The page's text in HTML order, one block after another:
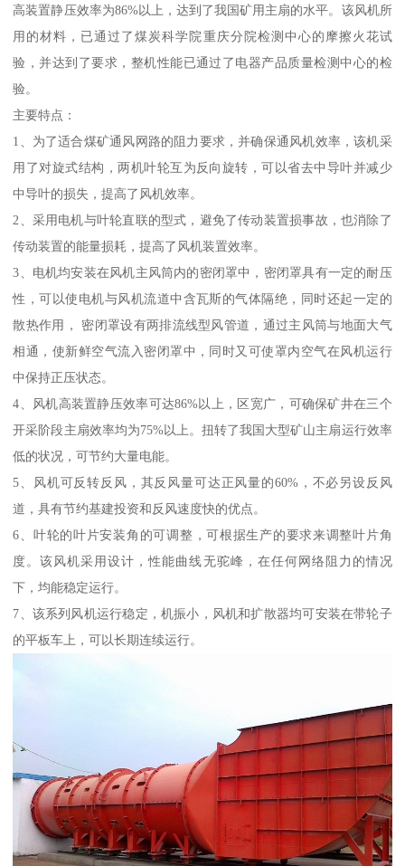
高装置静压效率为86%以上，达到了我国矿用主扇的水平。该风机所
用的材料，已通过了煤炭科学院重庆分院检测中心的摩擦火花试
验，并达到了要求，整机性能已通过了电器产品质量检测中心的检
验。
主要特点：
1、为了适合煤矿通风网路的阻力要求，并确保通风机效率，该机采
用了对旋式结构，两机叶轮互为反向旋转，可以省去中导叶并减少
中导叶的损失，提高了风机效率。
2、采用电机与叶轮直联的型式，避免了传动装置损事故，也消除了
传动装置的能量损耗，提高了风机装置效率。
3、电机均安装在风机主风筒内的密闭罩中，密闭罩具有一定的耐压
性，可以使电机与风机流道中含瓦斯的气体隔绝，同时还起一定的
散热作用， 密闭罩设有两排流线型风管道，通过主风筒与地面大气
相通，使新鲜空气流入密闭罩中，同时又可使罩内空气在风机运行
中保持正压状态。
4、风机高装置静压效率可达86%以上，区宽广，可确保矿井在三个
开采阶段主扇效率均为75%以上。扭转了我国大型矿山主扇运行效率
低的状况，可节约大量电能。
5、风机可反转反风，其反风量可达正风量的60%，不必另设反风
道，具有节约基建投资和反风速度快的优点。
6、叶轮的叶片安装角的可调整，可根据生产的要求来调整叶片角
度。该风机采用设计，性能曲线无驼峰，在任何网络阻力的情况
下，均能稳定运行。
7、该系列风机运行稳定，机振小，风机和扩散器均可安装在带轮子
的平板车上，可以长期连续运行。